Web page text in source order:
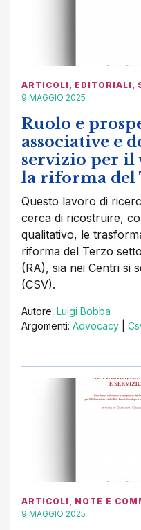
ARTICOLI , EDITORIALI ,
9 MAGGIO 2025
Ruolo e
associative e
servizio per il
la riforma del
Questo lavoro di
cerca di ricostruire,
qualitativo, le
riforma del Terzo
(RA), sia nei Centri si
(CSV).
Autore: Luigi Bobba
Argomenti: Advocacy
ARTICOLI , NOTE E
9 MAGGIO 2025